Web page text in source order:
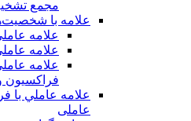
مجمع
علامه با
علامه
علامه
علامه
فراکسیون
علامه عاملي
عاملی